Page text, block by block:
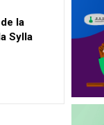
la
Sylla